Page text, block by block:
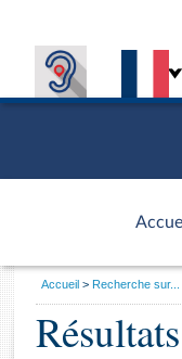
d'accueil
Général
Vous
Accueil Recherche sur...